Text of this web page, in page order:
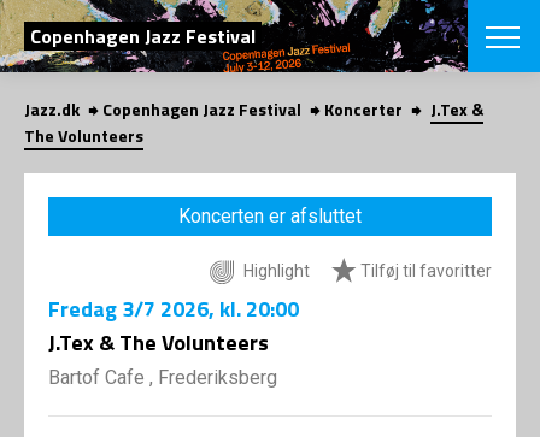
SØG
Copenhagen Jazz Festival
English
VÆLG
VINTERJAZZ
Temaer
LOCATIONS
Om fonden
Jazz.dk Copenhagen Jazz Festival Koncerter
J.Tex &
The Volunteers
Koncerten er afsluttet
Highlight Tilføj til favoritter
Fredag3/7 2026, kl. 20:00
J.Tex & The Volunteers
Bartof Cafe , Frederiksberg